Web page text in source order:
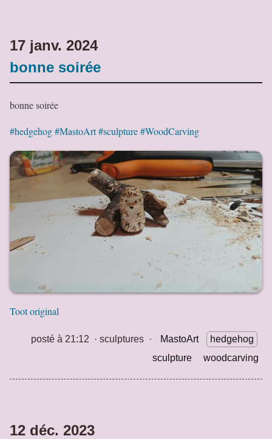
17 janv. 2024
bonne soirée
bonne soirée
#hedgehog#MastoArt#sculpture#WoodCarving
Toot original
posté à 21:12 · sculptures· MastoArt
hedgehog
sculpture
woodcarving
12 déc. 2023